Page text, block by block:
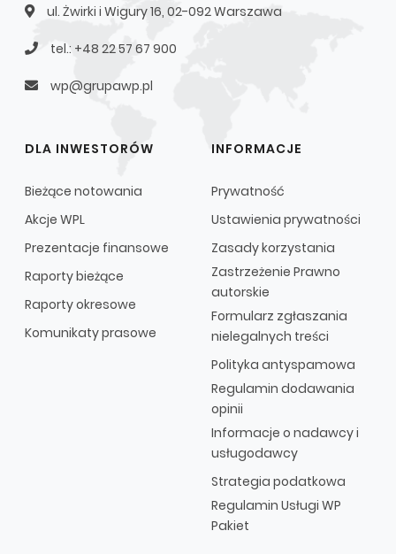
ul. Żwirki i Wigury 16, 02-092 Warszawa
tel.: +48 22 57 67 900
wp@grupawp.pl
DLA INWESTORÓW
Bieżące notowania
Akcje WPL
Prezentacje finansowe
Raporty bieżące
Raporty okresowe
Komunikaty prasowe
INFORMACJE
Prywatność
Ustawienia prywatności
Zasady korzystania
Zastrzeżenie Prawno
autorskie
Formularz zgłaszania
nielegalnych treści
Polityka antyspamowa
Regulamin dodawania
opinii
Informacje o nadawcy i
usługodawcy
Strategia podatkowa
Regulamin Usługi WP
Pakiet